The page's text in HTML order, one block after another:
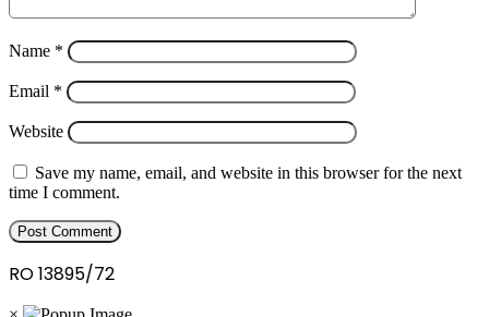
Name *
Email *
Website
Save my name, email, and website in this browser for the next
time I comment.
RO 13895/72